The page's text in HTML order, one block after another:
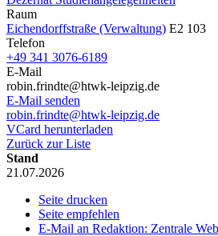
Raum
Eichendorffstraße (Verwaltung) E2 103
Telefon
+49 341 3076-6189
E-Mail
robin.frindte@htwk-leipzig.de
E-Mail senden
robin.frindte@htwk-leipzig.de
VCard herunterladen
Zurück zur Liste
Stand
21.07.2026
Seite drucken
Seite empfehlen
E-Mail an Redaktion: Zentrale